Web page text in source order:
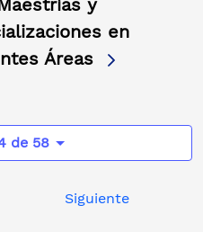
y
en
Áreas
de 58
Siguiente